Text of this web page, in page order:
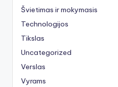
Švietimas ir mokymasis
Technologijos
Tikslas
Uncategorized
Verslas
Vyrams